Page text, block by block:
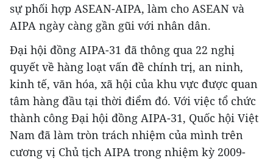
sự phối hợp ASEAN-AIPA, làm cho ASEAN và
AIPA ngày càng gần gũi với nhân dân.
Đại hội đồng AIPA-31 đã thông qua 22 nghị
quyết về hàng loạt vấn đề chính trị, an ninh,
kinh tế, văn hóa, xã hội của khu vực được quan
tâm hàng đầu tại thời điểm đó. Với việc tổ chức
thành công Đại hội đồng AIPA-31, Quốc hội Việt
Nam đã làm tròn trách nhiệm của mình trên
cương vị Chủ tịch AIPA trong nhiệm kỳ 2009-